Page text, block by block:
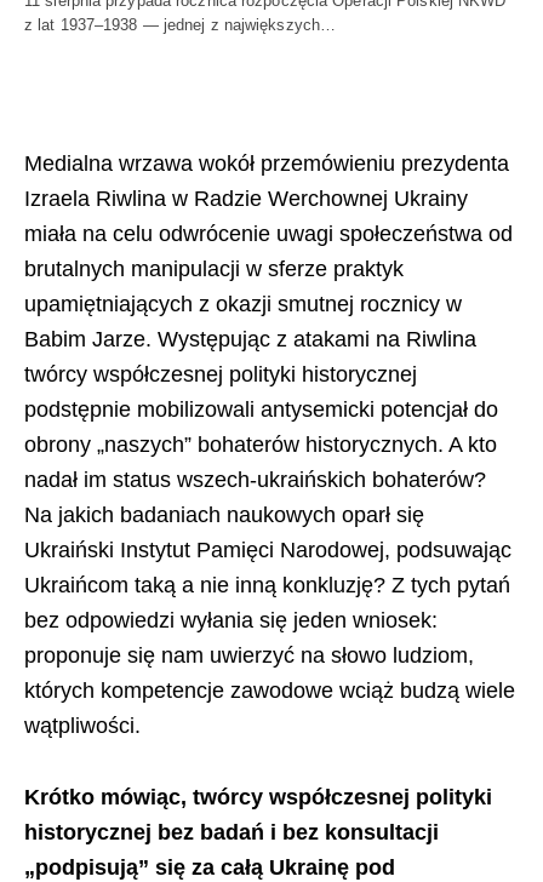
z lat 1937–1938 — jednej z największych…
Medialna wrzawa wokół przemówieniu prezydenta
Izraela Riwlina w Radzie Werchownej Ukrainy
miała na celu odwrócenie uwagi społeczeństwa od
brutalnych manipulacji w sferze praktyk
upamiętniających z okazji smutnej rocznicy w
Babim Jarze. Występując z atakami na Riwlina
twórcy współczesnej polityki historycznej
podstępnie mobilizowali antysemicki potencjał do
obrony „naszych” bohaterów historycznych. A kto
nadał im status wszech-ukraińskich bohaterów?
Na jakich badaniach naukowych oparł się
Ukraiński Instytut Pamięci Narodowej, podsuwając
Ukraińcom taką a nie inną konkluzję? Z tych pytań
bez odpowiedzi wyłania się jeden wniosek:
proponuje się nam uwierzyć na słowo ludziom,
których kompetencje zawodowe wciąż budzą wiele
wątpliwości.
Krótko mówiąc, twórcy współczesnej polityki
historycznej bez badań i bez konsultacji
„podpisują” się za całą Ukrainę pod